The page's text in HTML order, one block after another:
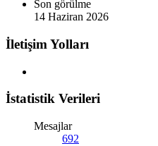
Son görülme
14 Haziran 2026
İletişim Yolları
İstatistik Verileri
Mesajlar
692